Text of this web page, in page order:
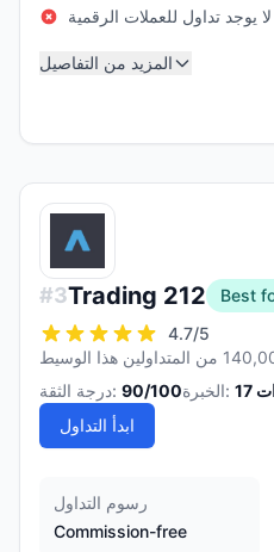
لا يوجد تداول للعملات الرقمية
المزيد من التفاصيل
#3Trading 212
Best
4.7/5
درجة الثقة: 90/100 الخبرة: 17
ابدأ التداول
رسوم التداول
Commission-free